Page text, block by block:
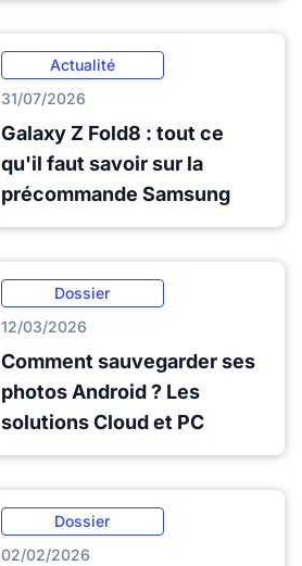
Actualité
31/07/2026
Galaxy Z Fold8 : tout ce
qu'il faut savoir sur la
précommande Samsung
Dossier
12/03/2026
Comment sauvegarder ses
photos Android ? Les
solutions Cloud et PC
Dossier
02/02/2026